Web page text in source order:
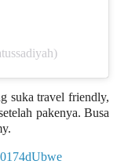
suka travel friendly,
pakenya. Busa